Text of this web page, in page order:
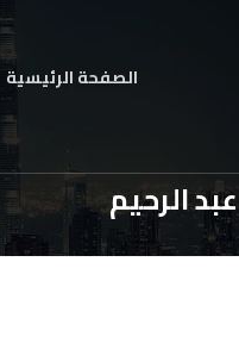
الصفحة الرئيسية
الرحيم